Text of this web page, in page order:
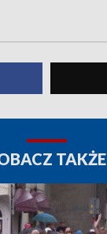
TAKŻE